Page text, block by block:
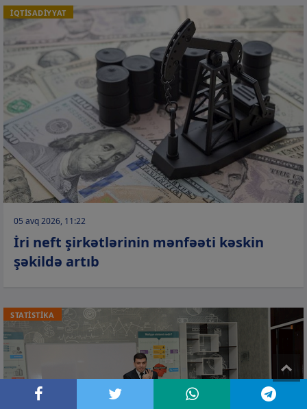
İQTİSADİYYAT
05 avq 2026, 11:22
İri neft şirkətlərinin mənfəəti kəskin
şəkildə artıb
STATİSTİKA